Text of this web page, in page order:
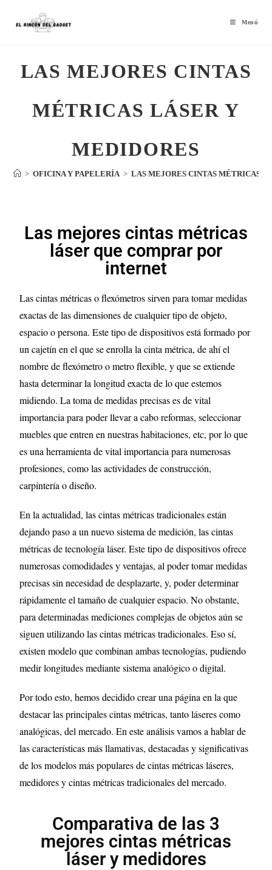
Menú
LAS MEJORES CINTAS
MÉTRICAS LÁSER Y
MEDIDORES
> OFICINA Y PAPELERÍA > LAS MEJORES CINTAS MÉTRICAS
Las mejores cintas métricas
láser que comprar por
internet
Las cintas métricas o flexómetros sirven para tomar medidas
exactas de las dimensiones de cualquier tipo de objeto,
espacio o persona. Este tipo de dispositivos está formado por
un cajetín en el que se enrolla la cinta métrica, de ahí el
nombre de flexómetro o metro flexible, y que se extiende
hasta determinar la longitud exacta de lo que estemos
midiendo. La toma de medidas precisas es de vital
importancia para poder llevar a cabo reformas, seleccionar
muebles que entren en nuestras habitaciones, etc, por lo que
es una herramienta de vital importancia para numerosas
profesiones, como las actividades de construcción,
carpintería o diseño.
En la actualidad, las cintas métricas tradicionales están
dejando paso a un nuevo sistema de medición, las cintas
métricas de tecnología láser. Este tipo de dispositivos ofrece
numerosas comodidades y ventajas, al poder tomar medidas
precisas sin necesidad de desplazarte, y, poder determinar
rápidamente el tamaño de cualquier espacio. No obstante,
para determinadas mediciones complejas de objetos aún se
siguen utilizando las cintas métricas tradicionales. Eso sí,
existen modelo que combinan ambas tecnologías, pudiendo
medir longitudes mediante sistema analógico o digital.
Por todo esto, hemos decidido crear una página en la que
destacar las principales cintas métricas, tanto láseres como
analógicas, del mercado. En este análisis vamos a hablar de
las características más llamativas, destacadas y significativas
de los modelos más populares de cintas métricas láseres,
medidores y cintas métricas tradicionales del mercado.
Comparativa de las 3
mejores cintas métricas
láser y medidores